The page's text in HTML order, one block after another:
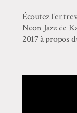
Écoutez
Neon Jazz de
2017 à propos